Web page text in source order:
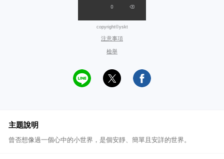
copyright©yskt
注意事項
檢舉
主題說明
曾否想像過一個心中的小世界，是個安靜、簡單且安詳的世界。